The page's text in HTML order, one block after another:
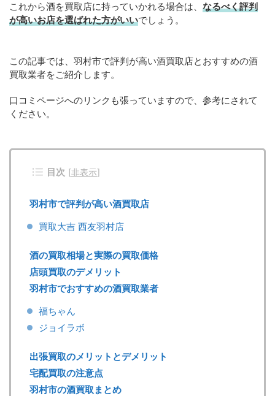
これから酒を買取店に持っていかれる場合は、 なるべく評判
が高いお店を選ばれた方がいいでしょう。
この記事では、羽村市で評判が高い酒買取店とおすすめの酒
買取業者をご紹介します。
口コミページへのリンクも張っていますので、参考にされて
ください。
目次 [非表示]
羽村市で評判が高い酒買取店
買取大吉 西友羽村店
酒の買取相場と実際の買取価格
店頭買取のデメリット
羽村市でおすすめの酒買取業者
福ちゃん
ジョイラボ
出張買取のメリットとデメリット
宅配買取の注意点
羽村市の酒買取まとめ